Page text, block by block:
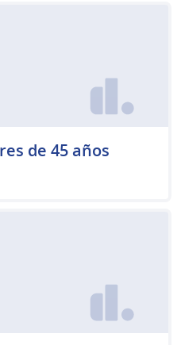
de 45 años